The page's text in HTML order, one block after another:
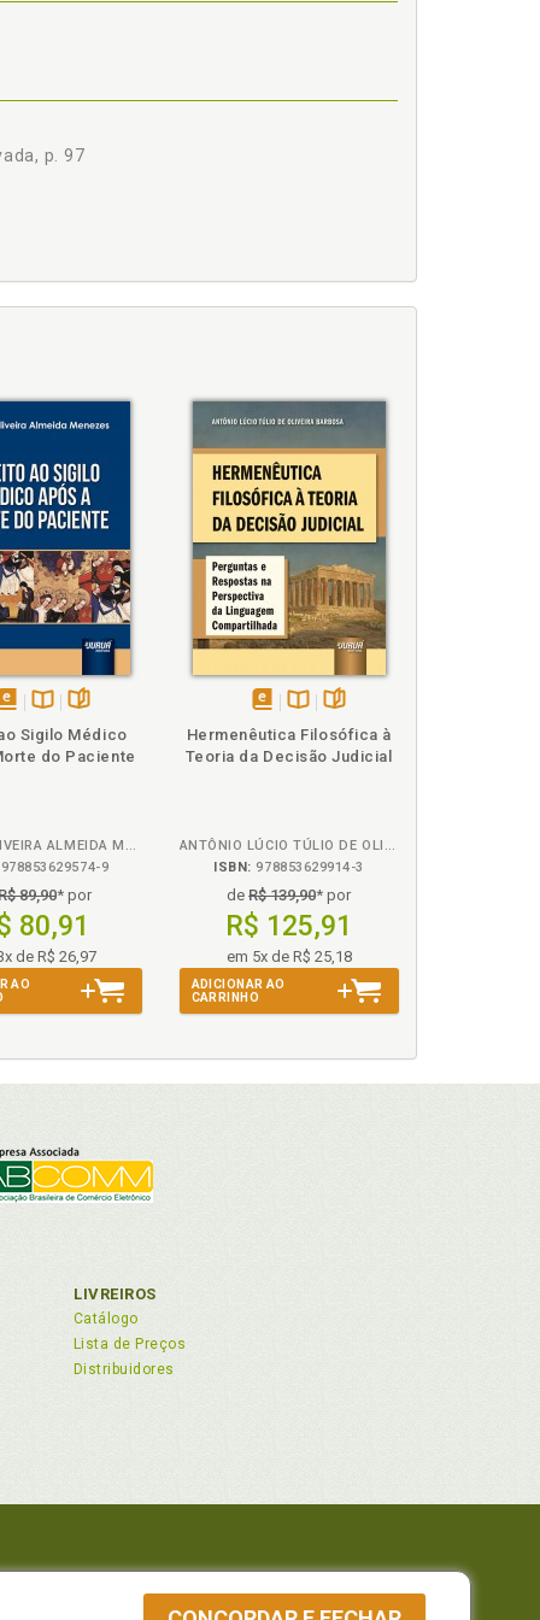
p. 97
p. 119
e sanções, p. 128
na
Sigilo Médico
do Paciente
RENATA OLIVEIRA ALMEIDA MENEZES
9
89,90* por
80,91
de R$ 26,97
AO
em
na
Hermenêutica Filosófica à
Teoria da Decisão Judicial
ANTÔNIO LÚCIO TÚLIO DE OLIVEIRA BARBOSA
ISBN: 978853629914-3
deR$ 139,90* por
R$ 125,91
em 5x de R$ 25,18
ADICIONAR AO
CARRINHO
LIVREIROS
Catálogo
Lista de Preços
Distribuidores